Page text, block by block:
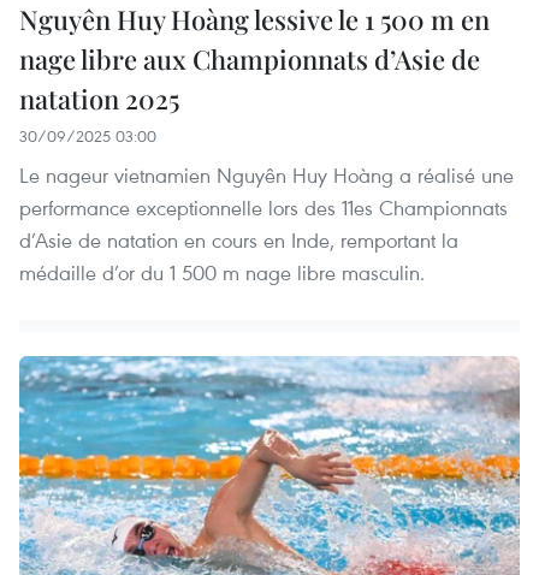
Nguyên Huy Hoàng lessive le 1 500 m en
nage libre aux Championnats d’Asie de
natation 2025
30/09/2025 03:00
Le nageur vietnamien Nguyên Huy Hoàng a réalisé une
performance exceptionnelle lors des 11es Championnats
d’Asie de natation en cours en Inde, remportant la
médaille d’or du 1 500 m nage libre masculin.